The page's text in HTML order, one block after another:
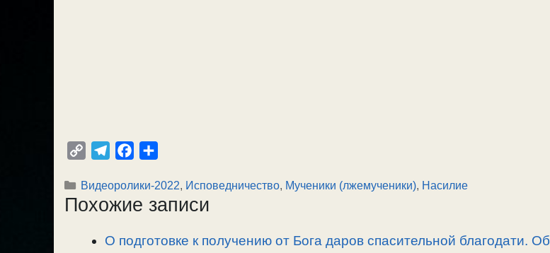
p
y
l
e
r
c
e
o
п
р
в
Рубрики
Видеоролики-2022, Исповедничество, Мученики (лжемученики), Насилие
Похожие записи
О подготовке к получению от Бога даров спасительной благодати. Об